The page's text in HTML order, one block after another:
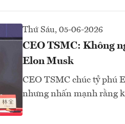
Thứ Sáu, 05-06-2026
CEO TSMC: Không
Elon Musk
CEO TSMC chúc tỷ phú
nhưng nhấn mạnh rằng